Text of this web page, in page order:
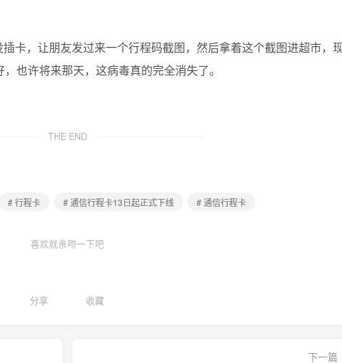
卡，让朋友发过来一个行程码截图，然后拿着这个截图进超市，
也许将来那天，这病毒真的完全消失了。
THE END
# 行程卡 # 通信行程卡13日起正式下线 # 通信行程卡
喜欢就亲吻一下吧
分享 收藏
下一篇